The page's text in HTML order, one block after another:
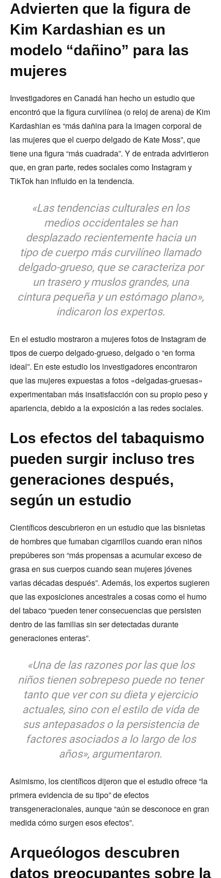
Advierten que la figura de
Kim Kardashian es un
modelo “dañino” para las
mujeres
Investigadores en Canadá han hecho un estudio que
encontró que la figura curvilínea (o reloj de arena) de Kim
Kardashian es “más dañina para la imagen corporal de
las mujeres que el cuerpo delgado de Kate Moss”, que
tiene una figura “más cuadrada”. Y de entrada advirtieron
que, en gran parte, redes sociales como Instagram y
TikTok han influido en la tendencia.
«Las tendencias culturales en los
medios occidentales se han
desplazado recientemente hacia un
tipo de cuerpo más curvilíneo llamado
delgado-grueso, que se caracteriza por
un trasero y muslos grandes, una
cintura pequeña y un estómago plano»,
indicaron los expertos.
En el estudio mostraron a mujeres fotos de Instagram de
tipos de cuerpo delgado-grueso, delgado o “en forma
ideal”. En este estudio los investigadores encontraron
que las mujeres expuestas a fotos «delgadas-gruesas»
experimentaban más insatisfacción con su propio peso y
apariencia, debido a la exposición a las redes sociales.
Los efectos del tabaquismo
pueden surgir incluso tres
generaciones después,
según un estudio
Científicos descubrieron en un estudio que las bisnietas
de hombres que fumaban cigarrillos cuando eran niños
prepúberes son “más propensas a acumular exceso de
grasa en sus cuerpos cuando sean mujeres jóvenes
varias décadas después”. Además, los expertos sugieren
que las exposiciones ancestrales a cosas como el humo
del tabaco “pueden tener consecuencias que persisten
dentro de las familias sin ser detectadas durante
generaciones enteras”.
«Una de las razones por las que los
niños tienen sobrepeso puede no tener
tanto que ver con su dieta y ejercicio
actuales, sino con el estilo de vida de
sus antepasados ​​o la persistencia de
factores asociados a lo largo de los
años», argumentaron.
Asimismo, los científicos dijeron que el estudio ofrece “la
primera evidencia de su tipo” de efectos
transgeneracionales, aunque “aún se desconoce en gran
medida cómo surgen esos efectos”.
Arqueólogos descubren
datos preocupantes sobre la